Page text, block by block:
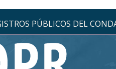
PÚBLICOS DEL